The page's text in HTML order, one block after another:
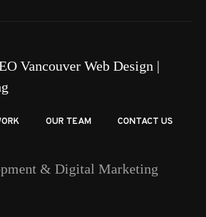
OUR TEAM
CONTACT US
& Digital Marketing